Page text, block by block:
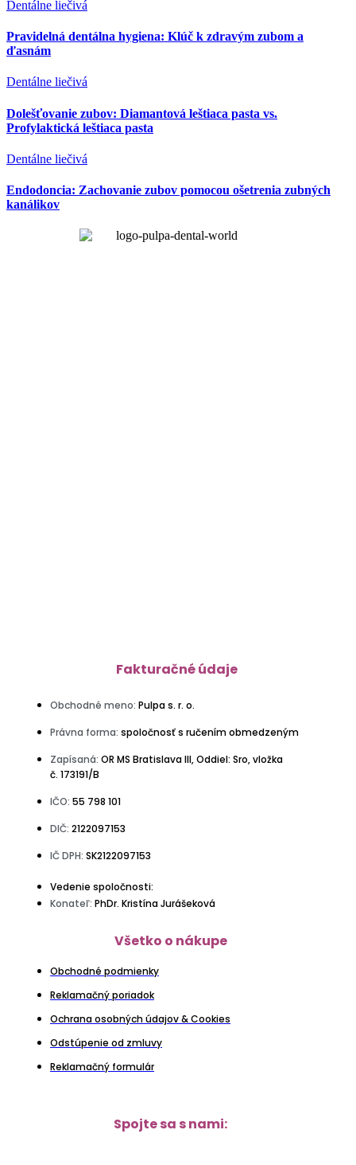
Dentálne liečivá
Pravidelná dentálna hygiena: Klúč k zdravým zubom a
ďasnám
Dentálne liečivá
Dolešťovanie zubov: Diamantová leštiaca pasta vs.
Profylaktická leštiaca pasta
Dentálne liečivá
Endodoncia: Zachovanie zubov pomocou ošetrenia zubných
kanálikov
Fakturačné údaje
Obchodné meno: Pulpa s. r. o.
Právna forma: spoločnosť s ručením obmedzeným
Zapísaná: OR MS Bratislava III, Oddiel: Sro, vložka
č. 173191/B
IČO: 55 798 101
DIČ: 2122097153
IČ DPH: SK2122097153
Vedenie spoločnosti:
Konateľ: PhDr. Kristína Jurášeková
Všetko o nákupe
Obchodné podmienky
Reklamačný poriadok
Ochrana osobných údajov & Cookies
Odstúpenie od zmluvy
Reklamačný formulár
Spojte sa s nami: